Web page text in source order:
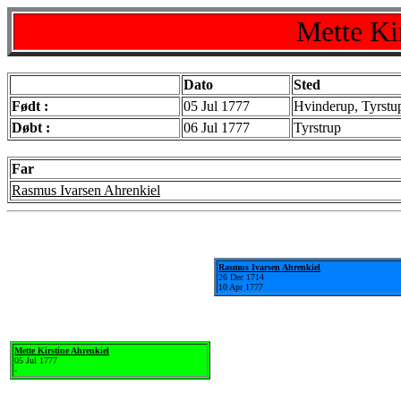
Mette
Dato
Sted
Født :
05 Jul 1777
Hvinderup,
Døbt :
06 Jul 1777 Tyrstrup
Far
Rasmus Ivarsen Ahrenkiel
Mette Kirstine Ahrenkiel
05 Jul 1777
-
Rasmus Ivarsen Ahrenkiel
26 Dec 1714
10 Apr 1777